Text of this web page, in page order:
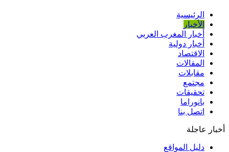
الرئيسية
الأخبار
أخبار المغرب العربي
أخبار دولية
الاقتصاد
المقالات
مقابلات
مجتمع
تحقيقات
بانوراما
اتصل بنا
أخبار عاجلة
دليل المواقع